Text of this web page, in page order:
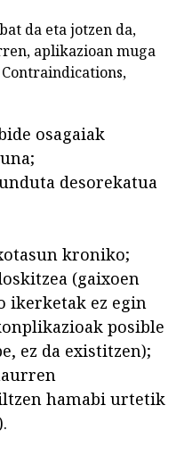
da eta jotzen da,
aplikazioan muga
osagaiak
desorekatua
kroniko;
(gaixoen
ikerketak ez egin
posible
ez da existitzen);
hamabi urtetik